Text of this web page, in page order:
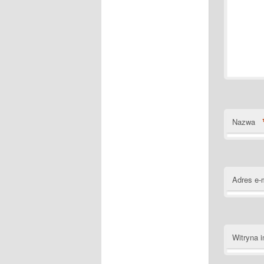
Nazwa
Adres e-
Witryna